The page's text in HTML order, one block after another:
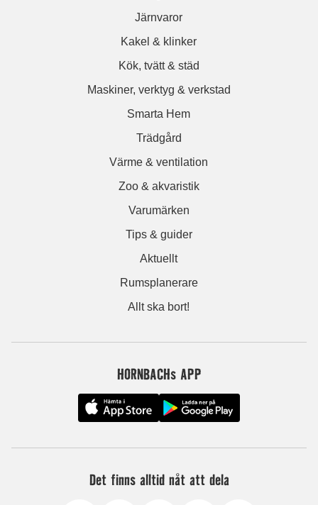
Järnvaror
Kakel & klinker
Kök, tvätt & städ
Maskiner, verktyg & verkstad
Smarta Hem
Trädgård
Värme & ventilation
Zoo & akvaristik
Varumärken
Tips & guider
Aktuellt
Rumsplanerare
Allt ska bort!
HORNBACHs APP
Det finns alltid nåt att dela